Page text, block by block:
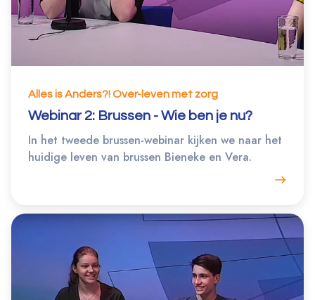
Alles is Anders?! Over-leven met zorg
Webinar 2: Brussen - Wie ben je nu?
In het tweede brussen-webinar kijken we naar het
huidige leven van brussen Bieneke en Vera.